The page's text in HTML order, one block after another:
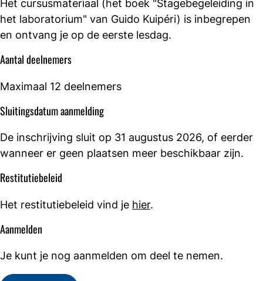
Het cursusmateriaal (het boek "Stagebegeleiding in
het laboratorium" van Guido Kuipéri) is inbegrepen
en ontvang je op de eerste lesdag.
Aantal deelnemers
Maximaal 12 deelnemers
Sluitingsdatum aanmelding
De inschrijving sluit op 31 augustus 2026, of eerder
wanneer er geen plaatsen meer beschikbaar zijn.
Restitutiebeleid
Het restitutiebeleid vind je hier.
Aanmelden
Je kunt je nog aanmelden om deel te nemen.